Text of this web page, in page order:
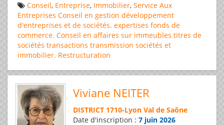
Conseil, Entreprise, Immobilier, Service Aux
Entreprises Conseil en gestion développement
d'entreprises et de sociétés. expertises fonds de
commerce. Conseil en affaires sur immeubles titres de
sociétés transactions transmission sociétés et
immobilier. Restructuration
Viviane NEITER
DISTRICT 1710-Lyon Val de Saône
Date d'inscription : 7 juin 2026